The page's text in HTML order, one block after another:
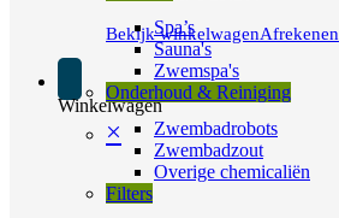
Bekijk winkelwagenAfrekenen
Winkelwagen
×
Spa’s
Sauna's
Zwemspa's
Onderhoud & Reiniging
Zwembadrobots
Zwembadzout
Overige chemicaliën
Filters